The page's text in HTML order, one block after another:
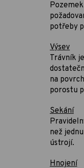
potřeby
Výsev
Trávník
na
porostu
Sekání
než
ústrojí.
Hnojení